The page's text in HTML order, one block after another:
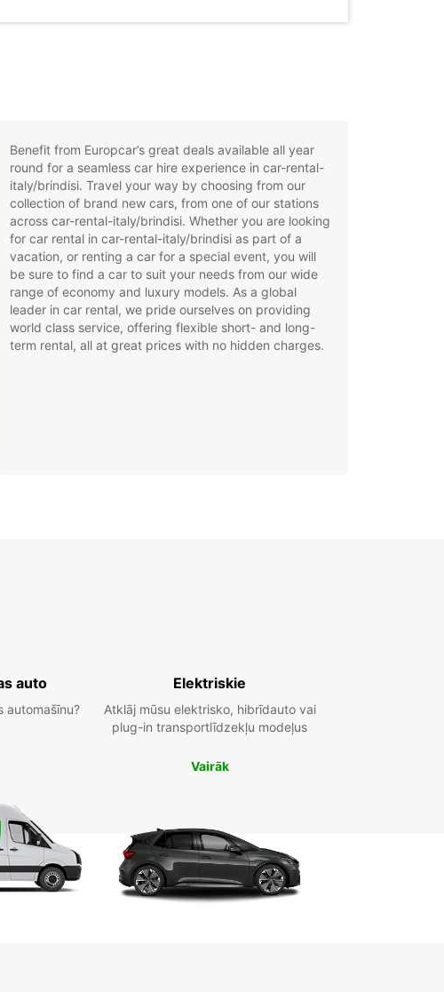
Benefit from Europcar’s great deals available all year
round for a seamless car hire experience in car-rental-
italy/brindisi. Travel your way by choosing from our
collection of brand new cars, from one of our stations
across car-rental-italy/brindisi. Whether you are looking
for car rental in car-rental-italy/brindisi as part of a
vacation, or renting a car for a special event, you will
be sure to find a car to suit your needs from our wide
range of economy and luxury models. As a global
leader in car rental, we pride ourselves on providing
world class service, offering flexible short- and long-
term rental, all at great prices with no hidden charges.
auto
automašīnu?
Elektriskie
Atklāj mūsu elektrisko, hibrīdauto vai
plug-in transportlīdzekļu modeļus
Vairāk